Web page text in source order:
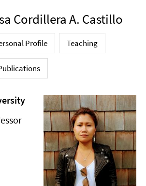
Cordillera A. Castillo
Profile Teaching